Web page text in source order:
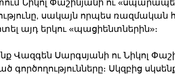
Նիկոլ Փաշինյանի ու
սակայն որպես
այդ երկու «պացիենտներին»։
Վազգեն Սարգսյանի ու Նիկոլ
գործողությունները։ Սկզբից